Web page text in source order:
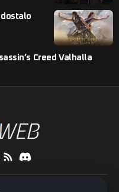
dostalo
Creed Valhalla